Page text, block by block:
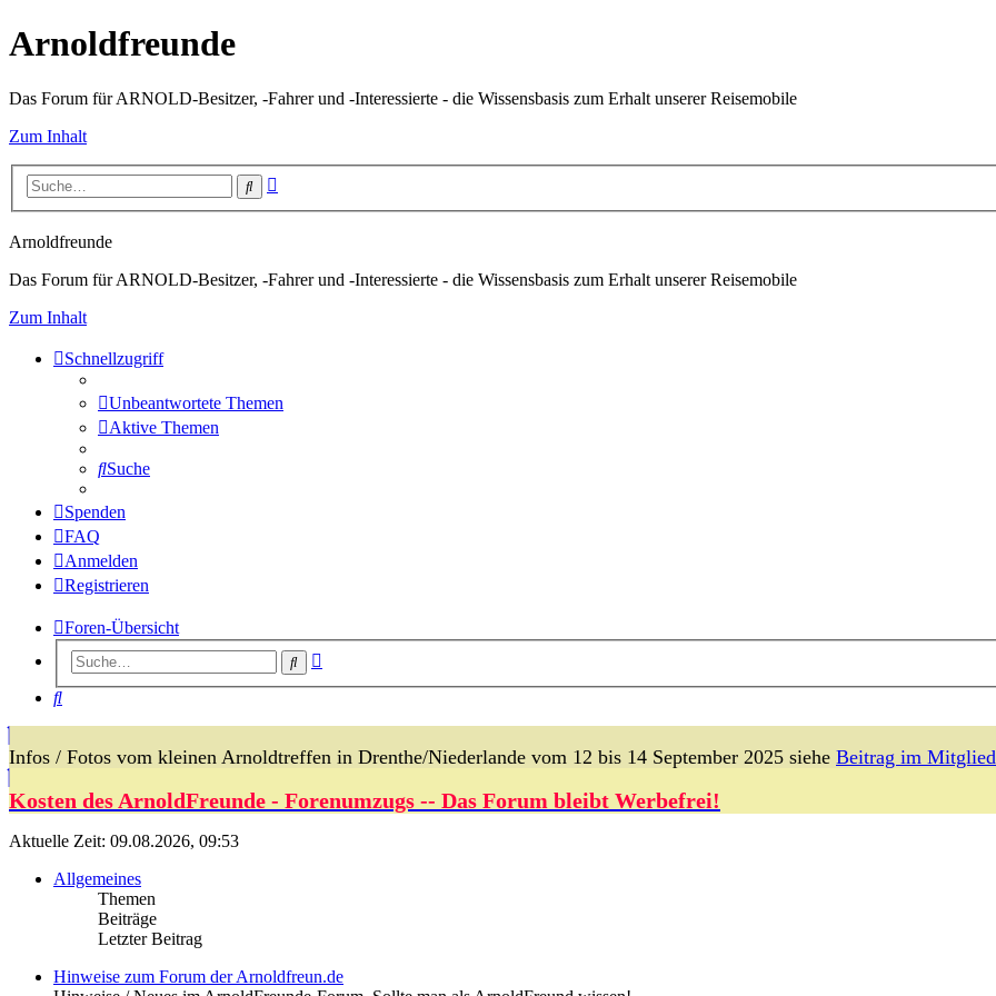
Arnoldfreunde
Das Forum für ARNOLD-Besitzer, -Fahrer und -Interessierte - die Wissensbasis zum Erhalt unserer Reisemobile
Zum Inhalt
Suche
Arnoldfreunde
Das Forum für ARNOLD-Besitzer, -Fahrer und -Interessierte - die Wissensbasis zum Erhalt unserer Reisemobile
Zum Inhalt
Schnellzugriff
Unbeantwortete Themen
Aktive Themen
Suche
Spenden
FAQ
Anmelden
Registrieren
Foren-Übersicht
Suche
Suche
Infos / Fotos vom kleinen Arnoldtreffen in Drenthe/Niederlande vom 12 bis 14 September 2025 siehe Beitrag im
Kosten des ArnoldFreunde - Forenumzugs -- Das Forum bleibt Werbefrei!
Aktuelle Zeit: 09.08.2026, 09:53
Allgemeines
Themen
Beiträge
Letzter Beitrag
Hinweise zum Forum der Arnoldfreun.de